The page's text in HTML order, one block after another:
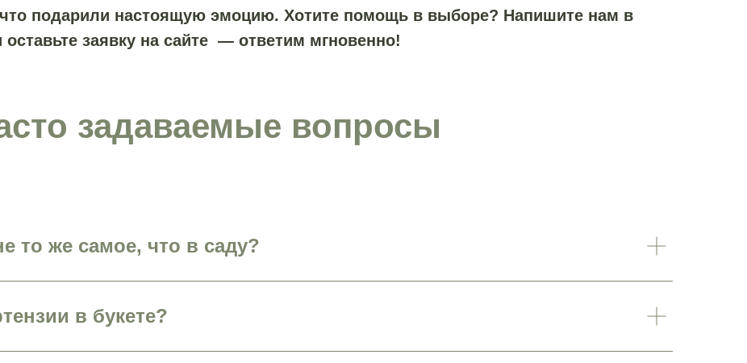
подарили настоящую эмоцию. Хотите помощь в выборе? Напишите нам в
заявку на сайте — ответим мгновенно!
задаваемые вопросы
то же самое, что в саду?
в букете?